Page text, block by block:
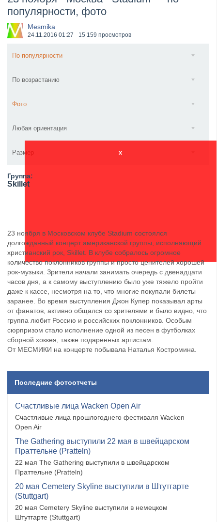
​Wacken Open Air 2027 объявил новую волну участ...
популярности, фото
Mesmika
24.11.2016 01:27 15 159 просмотров
По популярности
По возрастанию
Фото
Любая ориентация
Размер x
Группа:
Skillet
23 ноября в Московском клубе Stadium состоялся
долгожданный концерт американской группы, исполняющий
христианский рок, Skillet. В клубе собралось огромное
количество поклонников группы и просто ценителей хорошей
рок-музыки. Зрители начали занимать очередь с двенадцати
часов дня, а к самому выступлению было уже тяжело пройти
даже к кассе, несмотря на то, что многие покупали билеты
заранее. Во время выступления Джон Купер показывал арты
от фанатов, активно общался со зрителями и было видно, что
группа любит Россию и российских поклонников. Особым
сюрпризом стало исполнение одной из песен в футболках
сборной хоккея, также подаренных артистам.
От МЕСМИКИ на концерте побывала Наталья Костромина.
Последние фотоотчеты
Счастливые лица Wacken Open Air
Счастливые лица прошлогоднего фестиваля Wacken
Open Air
The Gathering выступили 22 мая в швейцарском
Праттельне (Pratteln)
22 мая The Gathering выступили в швейцарском
Праттельне (Pratteln)
20 мая Cemetery Skyline выступили в Штутгарте
(Stuttgart)
20 мая Cemetery Skyline выступили в немецком
Штутгарте (Stuttgart)